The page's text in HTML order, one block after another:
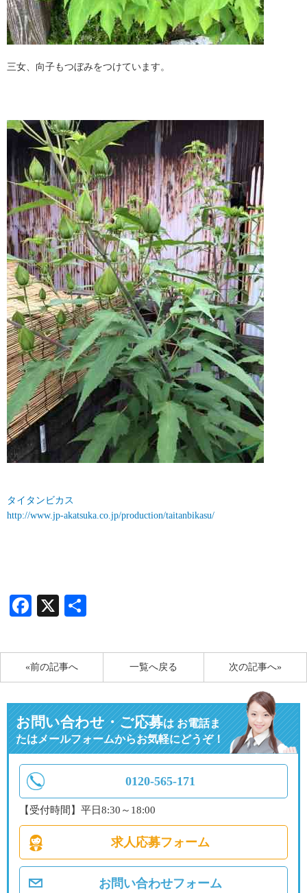
三女、向子もつぼみをつけています。
タイタンビカス
http://www.jp-akatsuka.co.jp/production/taitanbikasu/
Facebook
X
«前の記事へ 次の記事へ»
一覧へ戻る
お問い合わせ・ご応募はお電話ま
たはメールフォームからお気軽にどうぞ！
0120-565-171
【受付時間】平日8:30～18:00
求人応募フォーム
お問い合わせフォーム